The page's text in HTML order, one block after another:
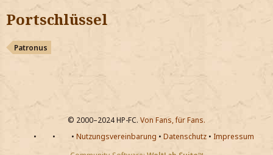
Portschlüssel
Patronus
© 2000–2024 HP-FC. Von Fans, für Fans.
•
• • Nutzungsvereinbarung • Datenschutz• Impressum